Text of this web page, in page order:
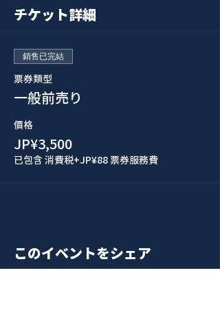
チケット詳細
銷售已完結
票券類型
一般前売り
價格
JP¥3,500
已包含 消費税+JP¥88 票券服務費
このイベントをシェア